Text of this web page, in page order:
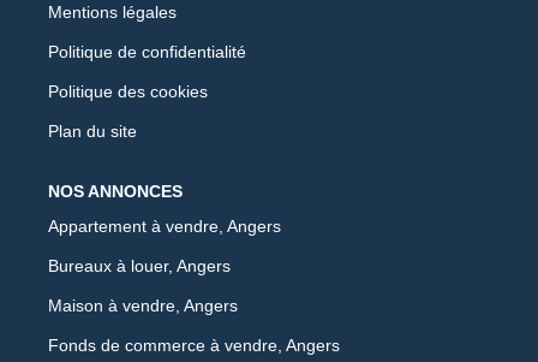
Mentions légales
Politique de confidentialité
Politique des cookies
Plan du site
NOS ANNONCES
Appartement à vendre, Angers
Bureaux à louer, Angers
Maison à vendre, Angers
Fonds de commerce à vendre, Angers